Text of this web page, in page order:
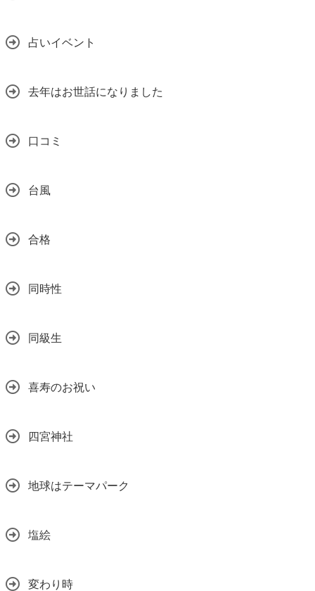
占いイベント
去年はお世話になりました
口コミ
台風
合格
同時性
同級生
喜寿のお祝い
四宮神社
地球はテーマパーク
塩絵
変わり時